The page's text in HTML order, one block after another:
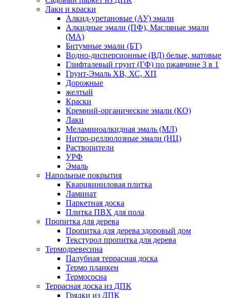
Лаки и краски
Алкид-уретановые (АУ) эмали
Алкидные эмали (ПФ), Масляные эмали
(МА)
Битумные эмали (БТ)
Водно-дисперсионные (ВД) белые, матовые
Глифталевый грунт (ГФ) по ржавчине 3 в 1
Грунт-Эмаль ХВ, ХС, ХП
Дорожные
желтый
Краски
Кремний-органические эмали (КО)
Лаки
Меламиноалкидная эмаль (МЛ)
Нитро-целлюлозные эмали (НЦ)
Растворители
УРФ
Эмаль
Напольные покрытия
Кварцвиниловая плитка
Ламинат
Паркетная доска
Плитка ПВХ для пола
Пропитка для дерева
Пропитка для дерева здоровый дом
Текстурол пропитка для дерева
Термодревесина
Палубная террасная доска
Термо планкен
Термососна
Террасная доска из ДПК
Грядки из ДПК